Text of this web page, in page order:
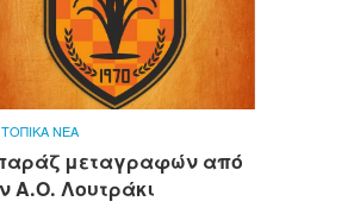
ΤΟΠΙΚΑ ΝΕΑ
μεταγραφών από
Α.Ο. Λουτράκι